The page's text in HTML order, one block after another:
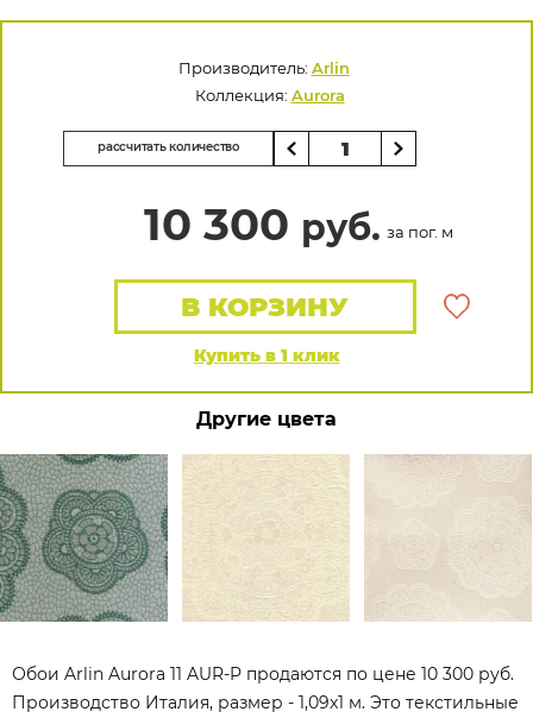
Производитель: Arlin
Коллекция: Aurora
рассчитать количество
10 300 руб. за пог. м
Купить в 1 клик
В КОРЗИНУ
Другие цвета
Обои Arlin Aurora 11 AUR-P продаются по цене 10 300 руб.
Производство Италия, размер - 1,09x1 м. Это текстильные